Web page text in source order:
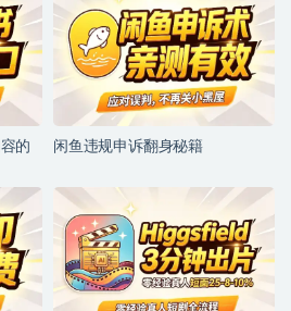
的
闲鱼违规申诉翻身秘籍